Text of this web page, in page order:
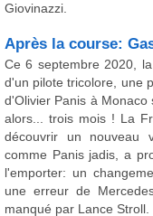
Giovinazzi.
Après la course:
Ce 6 septembre 2020,
d'un pilote tricolore, une
d'Olivier Panis à
alors... trois mois ! La
découvrir un nouveau
comme Panis jadis, a
l'emporter: un
une erreur de
manqué par Lance